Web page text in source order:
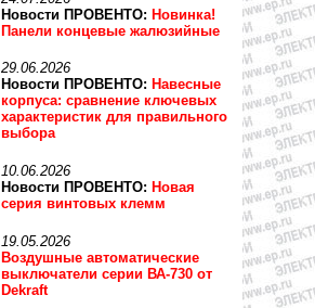
Новости ПРОВЕНТО: Новинка!
Панели концевые жалюзийные
29.06.2026
Новости ПРОВЕНТО: Навесные
корпуса: сравнение ключевых
характеристик для правильного
выбора
10.06.2026
Новости ПРОВЕНТО: Новая
серия винтовых клемм
19.05.2026
Воздушные автоматические
выключатели серии ВА-730 от
Dekraft